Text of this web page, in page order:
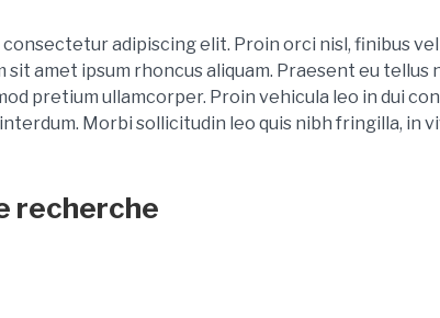
adipiscing elit. Proin orci nisl, finibus
amet ipsum rhoncus aliquam. Praesent eu tellus
pretium ullamcorper. Proin vehicula leo in dui
Morbi sollicitudin leo quis nibh fringilla, in
recherche